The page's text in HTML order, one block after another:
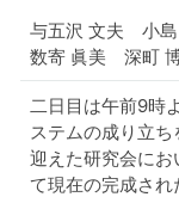
与五沢 文夫 小
数寄 眞美 深町
二日目は午前9時
ステムの成り立
迎えた研究会に
て現在の完成さ